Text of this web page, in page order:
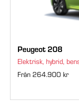
Peugeot 208
Elektrisk, hybrid,
Från 264.900 kr